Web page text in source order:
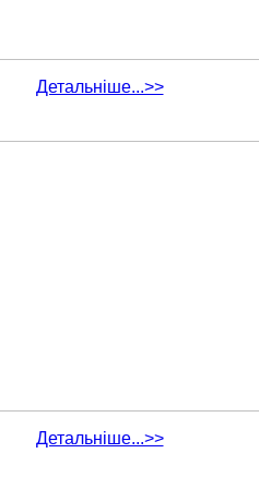
Детальніше...>>
Детальніше...>>